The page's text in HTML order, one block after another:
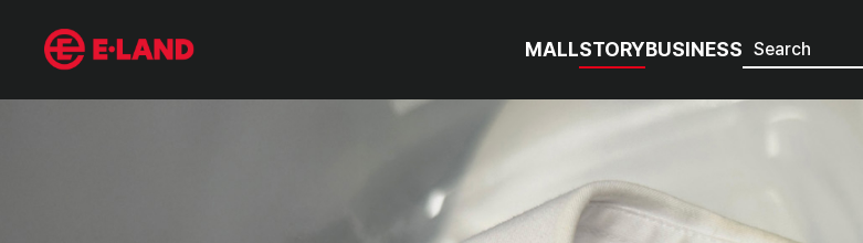
MALLSTORYBUSINESS
노랗게 변한 티셔츠, 세탁기에 ‘이것’ 넣었더니 하얗게 변했어요!
매거진 상세보기